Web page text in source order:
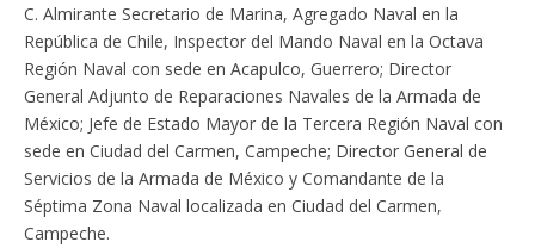
C. Almirante Secretario de Marina, Agregado Naval en la
República de Chile, Inspector del Mando Naval en la Octava
Región Naval con sede en Acapulco, Guerrero; Director
General Adjunto de Reparaciones Navales de la Armada de
México; Jefe de Estado Mayor de la Tercera Región Naval con
sede en Ciudad del Carmen, Campeche; Director General de
Servicios de la Armada de México y Comandante de la
Séptima Zona Naval localizada en Ciudad del Carmen,
Campeche.